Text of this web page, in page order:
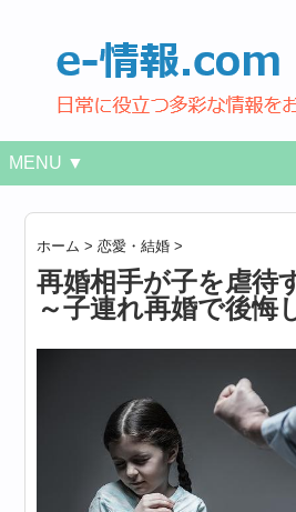
MENU ▼
ホーム >恋愛・結婚 >
再婚相手が子を虐待
～子連れ再婚で後悔